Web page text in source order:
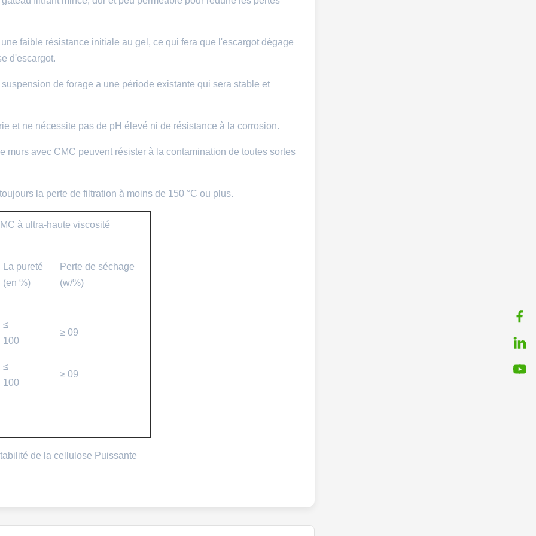
faible résistance initiale au gel, ce qui fera que l'escargot dégage
d'escargot.
de forage a une période existante qui sera stable et
et ne nécessite pas de pH élevé ni de résistance à la corrosion.
murs avec CMC peuvent résister à la contamination de toutes sortes
la perte de filtration à moins de 150 °C ou plus.
à ultra-haute viscosité
La pureté
(en %)
Perte de séchage
(w/%)
≤
100
≥ 09
≤
100
≥ 09